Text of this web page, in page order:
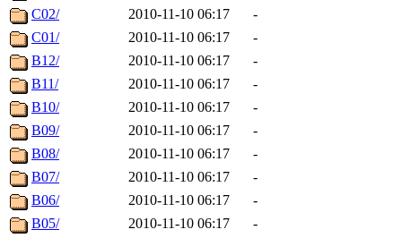
C02/
2010-11-10 06:17
-
C01/
2010-11-10 06:17
-
B12/
2010-11-10 06:17
-
B11/
2010-11-10 06:17
-
B10/
2010-11-10 06:17
-
B09/
2010-11-10 06:17
-
B08/
2010-11-10 06:17
-
B07/
2010-11-10 06:17
-
B06/
2010-11-10 06:17
-
B05/
2010-11-10 06:17
-